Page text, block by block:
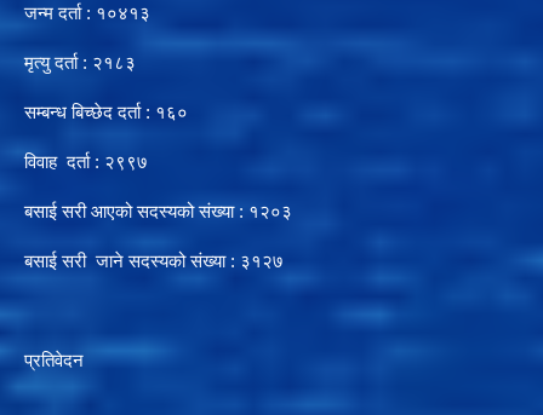
जन्म दर्ता : १०४१३
मृत्यु दर्ता : २१८३
सम्बन्ध बिच्छेद दर्ता : १६०
विवाह दर्ता : २९९७
बसाई सरी आएको सदस्यको संख्या : १२०३
बसाई सरी जाने सदस्यको संख्या : ३१२७
प्रतिवेदन